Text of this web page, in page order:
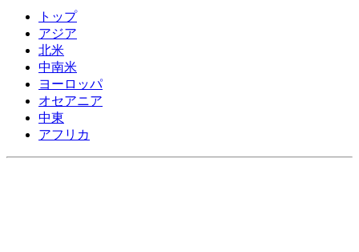
トップ
アジア
北米
中南米
ヨーロッパ
オセアニア
中東
アフリカ